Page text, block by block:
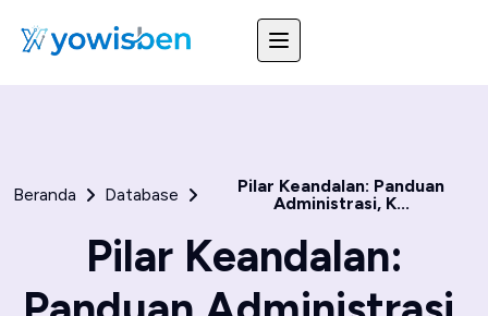
Beranda Database
Pilar Keandalan: Panduan
Administrasi, K...
Pilar Keandalan: